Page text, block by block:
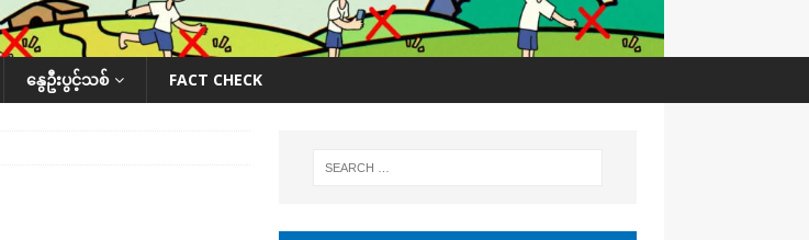
နွေဦးပွင့်သစ် FACT CHECK